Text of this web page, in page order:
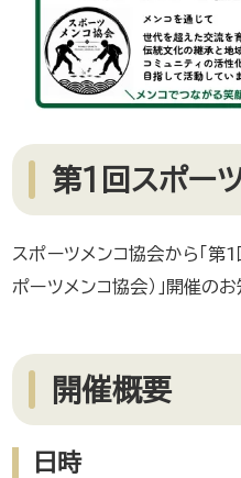
第1回スポー
スポーツメンコ協会から「第
ポーツメンコ協会）」開催のお
開催概要
日時